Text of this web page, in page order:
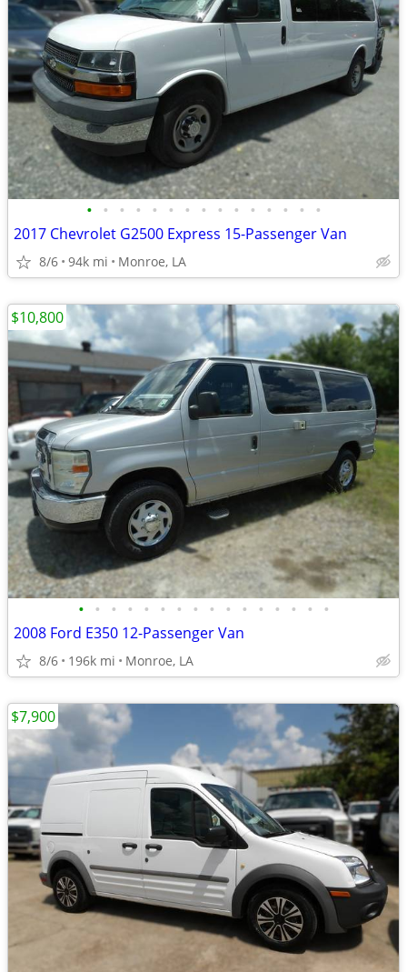
• • • • • • • • • • • • • • •
2017 Chevrolet G2500 Express 15-Passenger Van
8/6 94k mi Monroe, LA
• • • • • • • • • • • • • • • •
2008 Ford E350 12-Passenger Van
8/6 196k mi Monroe, LA
$10,800
$7,900